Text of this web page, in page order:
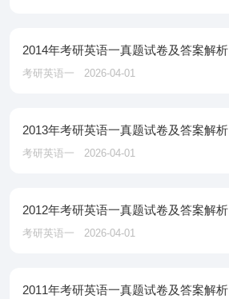
2014年考研英语一真题试卷及答案解析
考研英语一 2026-04-01
2013年考研英语一真题试卷及答案解析
考研英语一 2026-04-01
2012年考研英语一真题试卷及答案解析
考研英语一 2026-04-01
2011年考研英语一真题试卷及答案解析